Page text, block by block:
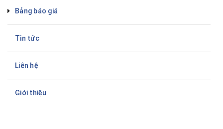
Bảng báo giá
Tin tức
Liên hệ
Giới thiệu